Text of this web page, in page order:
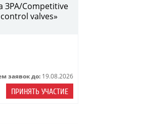
ЗРА/Competitive
valves»
заявок до: 19.08.2026
ПРИНЯТЬ УЧАСТИЕ